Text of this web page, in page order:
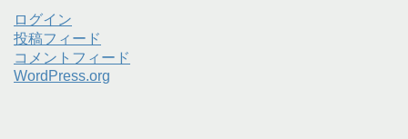
ログイン
投稿フィード
コメントフィード
WordPress.org